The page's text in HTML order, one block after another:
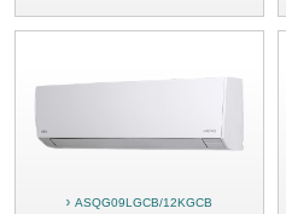
ASQG09LGCB/12KGCB